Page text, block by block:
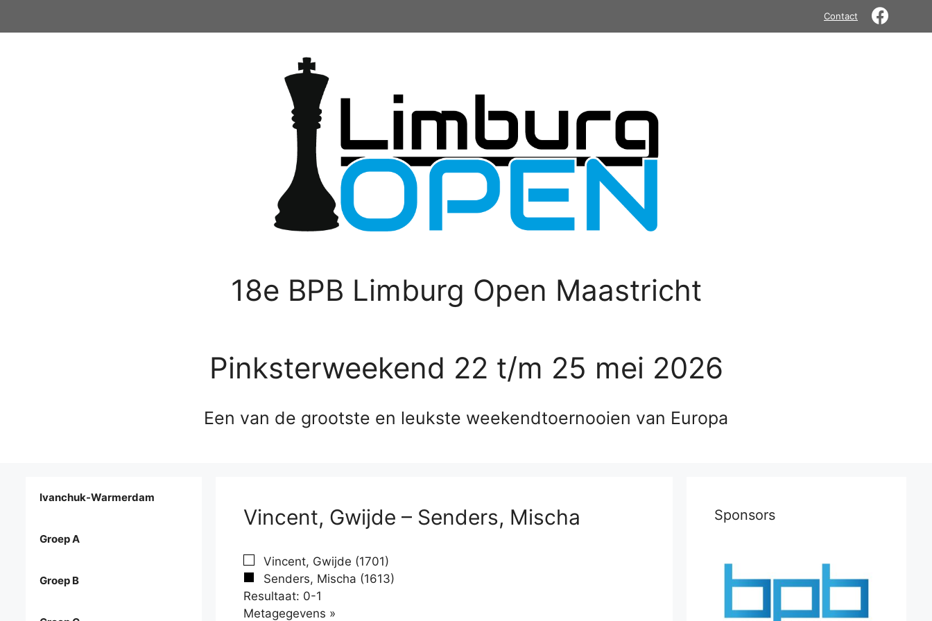
Contact
18e BPB Limburg Open Maastricht
Pinksterweekend 22 t/m 25 mei 2026
Een van de grootste en leukste weekendtoernooien van Europa
Vincent, Gwijde – Senders, Mischa
Vincent, Gwijde (1701)
Senders, Mischa (1613)
Resultaat: 0-1
Metagegevens »
Ivanchuk-Warmerdam
Groep A
Groep B
Sponsors